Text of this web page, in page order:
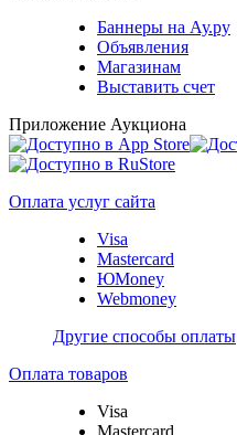
Баннеры на Ау.ру
Объявления
Магазинам
Выставить счет
Приложение Аукциона
Оплата услуг сайта
Visa
Mastercard
ЮMoney
Webmoney
Другие способы оплаты
Оплата товаров
Visa
Mastercard